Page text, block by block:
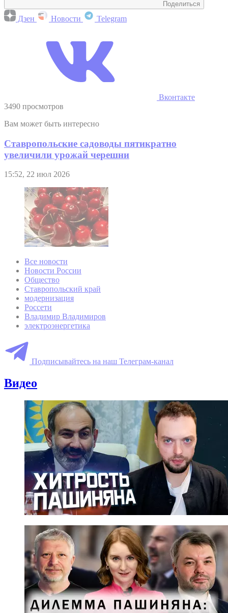
Поделиться
Дзен Новости Telegram
Вконтакте
3490 просмотров
Вам может быть интересно
Ставропольские садоводы пятикратно
увеличили урожай черешни
15:52, 22 июл 2026
Все новости
Новости России
Общество
Ставропольский край
модернизация
Россети
Владимир Владимиров
электроэнергетика
Подписывайтесь на наш Телеграм-канал
Видео